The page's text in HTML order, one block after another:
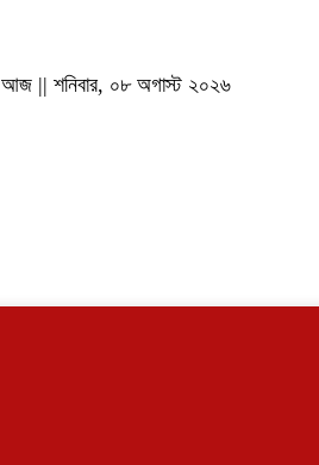
আজ || শনিবার, ০৮ অগাস্ট ২০২৬